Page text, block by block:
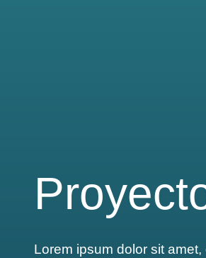
Lorem ipsum dolor sit